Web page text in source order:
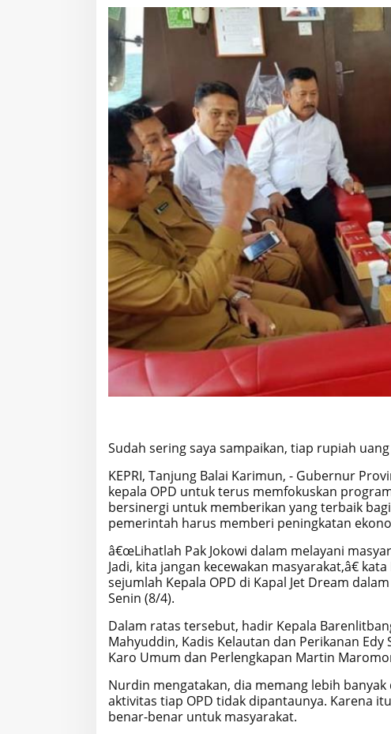
Sudah sering saya sampaikan, tiap rupiah
KEPRI, Tanjung Balai Karimun, - Gubernur
kepala OPD untuk terus memfokuskan
bersinergi untuk memberikan yang terbaik
pemerintah harus memberi peningkatan
â€œLihatlah Pak Jokowi dalam melayani
Jadi, kita jangan kecewakan masyarakat,â€
sejumlah Kepala OPD di Kapal Jet Dream
Senin (8/4).
Dalam ratas tersebut, hadir Kepala
Mahyuddin, Kadis Kelautan dan Perikanan
Karo Umum dan Perlengkapan Martin
Nurdin mengatakan, dia memang lebih
aktivitas tiap OPD tidak dipantaunya. Karena
benar-benar untuk masyarakat.